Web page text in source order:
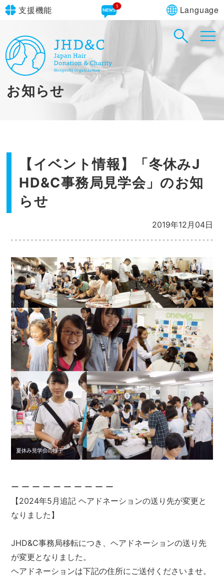
支援機能
文字サイズ 標準
青 黒
やさしいにほんご
1 Language
in simple English
お知らせ
【イベント情報】「冬休みJ
HD&C事務局見学会」のお知
らせ
2019年12月04日
ー ー ー ー ー ー ー ー ー ー
【2024年5月追記 ヘアドネーションの送り先が変更と
なりました】
JHD&C事務局移転につき、ヘアドネーションの送り先
が変更となりました。
ヘアドネーションは下記の住所にご送付くださいませ。